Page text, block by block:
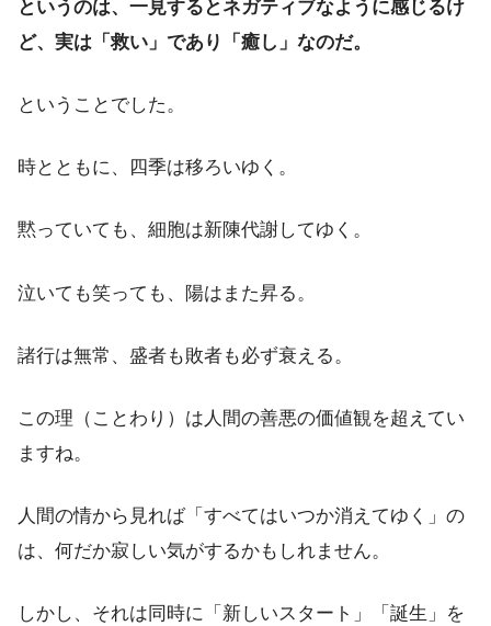
というのは、一見するとネガティブなように感じるけ
ど、実は「救い」であり「癒し」なのだ。
ということでした。
時とともに、四季は移ろいゆく。
黙っていても、細胞は新陳代謝してゆく。
泣いても笑っても、陽はまた昇る。
諸行は無常、盛者も敗者も必ず衰える。
この理（ことわり）は人間の善悪の価値観を超えてい
ますね。
人間の情から見れば「すべてはいつか消えてゆく」の
は、何だか寂しい気がするかもしれません。
しかし、それは同時に「新しいスタート」「誕生」を